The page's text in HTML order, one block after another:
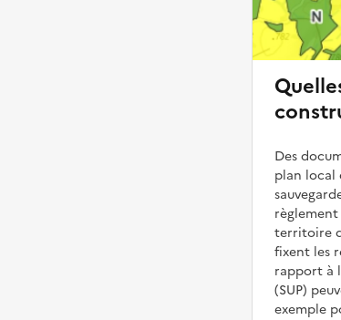
Des
plan local
territoire
fixent les
rapport à
(SUP)
exemple